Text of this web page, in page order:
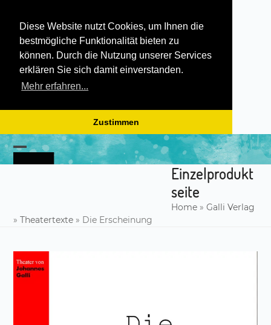
Diese Website nutzt Cookies, um Ihnen die
bestmögliche Funktionalität bieten zu
können. Durch die Nutzung unserer Services
erklären Sie sich damit einverstanden.
Mehr erfahren...
Zustimmen
Skip
to
content
Open
Close
Einzelprodukt
seite
Home» Galli Verlag
»Theatertexte » Die Erscheinung